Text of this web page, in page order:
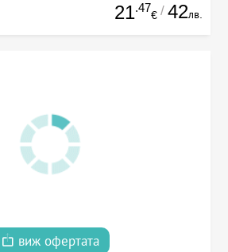
21.47
€ / 42лв.
виж офертата